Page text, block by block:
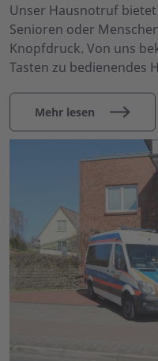
Unser Hausnotruf
Senioren oder
Knopfdruck. Von uns
Tasten zu
Mehr lesen